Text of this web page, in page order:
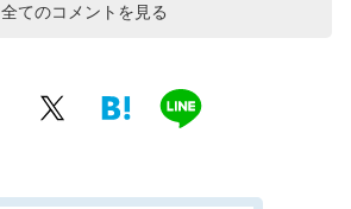
全てのコメントを見る